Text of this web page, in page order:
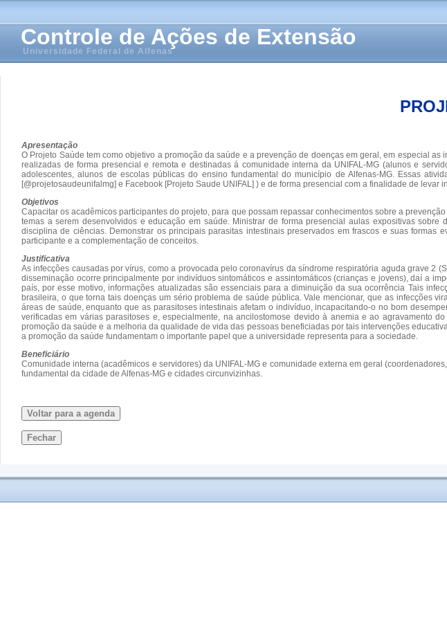
Controle de Ações de Extensão
Universidade Federal de Alfenas
Apresentação
O Projeto Saúde tem como objetivo a promoção da saúde e a prevenção de doenças em geral, em especial
realizadas de forma presencial e remota e destinadas á comunidade interna da UNIFAL-MG (alunos e
adolescentes, alunos de escolas públicas do ensino fundamental do município de Alfenas-MG. Essas
[@projetosaudeunifalmg] e Facebook [Projeto Saude UNIFAL] ) e de forma presencial com a finalidade de
Objetivos
Capacitar os acadêmicos participantes do projeto, para que possam repassar conhecimentos sobre a
temas a serem desenvolvidos e educação em saúde. Ministrar de forma presencial aulas expositivas
disciplina de ciências. Demonstrar os principais parasitas intestinais preservados em frascos e suas
participante e a complementação de conceitos.
Justificativa
As infecções causadas por vírus, como a provocada pelo coronavírus da síndrome respiratória aguda grave 2
disseminação ocorre principalmente por indivíduos sintomáticos e assintomáticos (crianças e jovens), daí a
país, por esse motivo, informações atualizadas são essenciais para a diminuição da sua ocorrência Tais
brasileira, o que torna tais doenças um sério problema de saúde pública. Vale mencionar, que as infecções
áreas de saúde, enquanto que as parasitoses intestinais afetam o indivíduo, incapacitando-o no bom
verificadas em várias parasitoses e, especialmente, na ancilostomose devido à anemia e ao agravamento
promoção da saúde e a melhoria da qualidade de vida das pessoas beneficiadas por tais intervenções
a promoção da saúde fundamentam o importante papel que a universidade representa para a sociedade.
Beneficiário
Comunidade interna (acadêmicos e servidores) da UNIFAL-MG e comunidade externa em geral
fundamental da cidade de Alfenas-MG e cidades circunvizinhas.
Voltar para a agenda
Fechar